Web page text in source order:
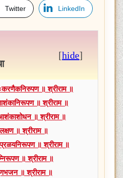
Twitter LinkedIn
[hide]
॥ श्रीराम ॥
॥ श्रीराम ॥
॥ श्रीराम ॥
॥ श्रीराम ॥
॥ श्रीराम ॥
॥ श्रीराम ॥
॥ श्रीराम ॥